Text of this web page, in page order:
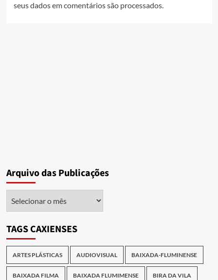
seus dados em comentários são processados.
Arquivo das Publicações
TAGS CAXIENSES
ARTES PLÁSTICAS AUDIOVISUAL BAIXADA-FLUMINENSE
BAIXADA FILMA BAIXADA FLUMIMENSE BIRA DA VILA